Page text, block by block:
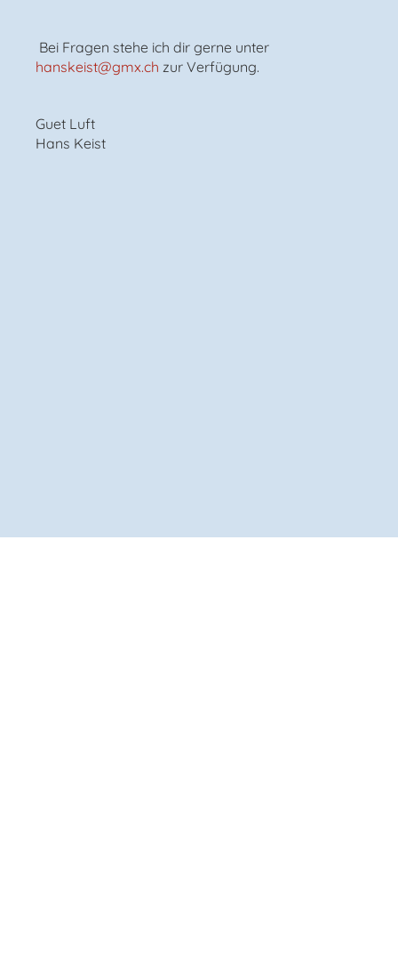
Bei Fragen stehe ich dir gerne unter
hanskeist@gmx.ch zur Verfügung.
Guet Luft
Hans Keist